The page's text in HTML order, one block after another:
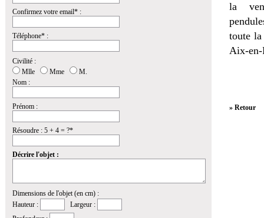
Confirmez votre email* :
Téléphone* :
Civilité :
Mlle
Mme
M.
Nom :
Prénom :
Résoudre : 5 + 4 = ?*
Décrire l'objet :
Dimensions de l'objet (en cm) :
Hauteur :
Largeur :
la
toute
Aix-en-
» Retour